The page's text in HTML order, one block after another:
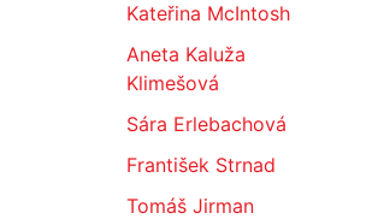
Kateřina McIntosh
Aneta Kaluža
Klimešová
Sára Erlebachová
František Strnad
Tomáš Jirman